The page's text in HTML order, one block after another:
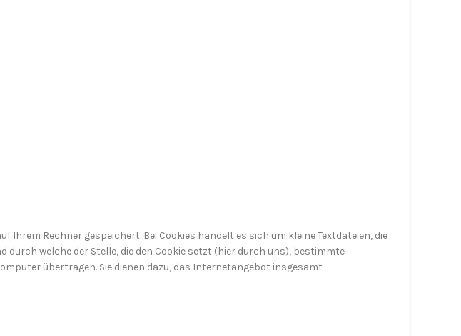
Rechner gespeichert. Bei Cookies handelt es sich um kleine Textdateien, die
welche der Stelle, die den Cookie setzt (hier durch uns), bestimmte
übertragen. Sie dienen dazu, das Internetangebot insgesamt